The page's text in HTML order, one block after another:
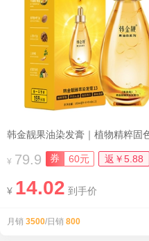
¥ 79.9 券 60元 返￥5.88
¥ 14.02 到手价
月销 3500/日销 800